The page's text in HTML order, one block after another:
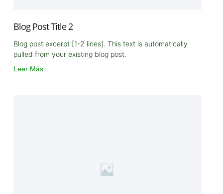
Blog Post Title 2
Blog post excerpt [1-2 lines]. This text is automatically
pulled from your existing blog post.
Leer Más